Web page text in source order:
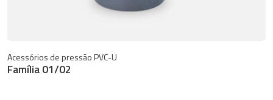
Acessórios de pressão PVC-U
Família 01/02